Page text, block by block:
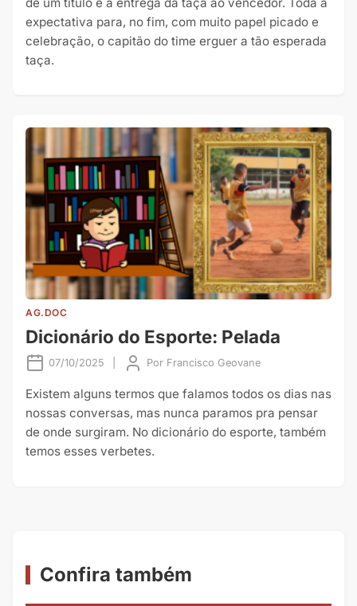
expectativa para, no fim, com muito papel picado e
celebração, o capitão do time erguer a tão esperada
taça.
AG.DOC
Dicionário do Esporte: Pelada
07/10/2025 Por Francisco Geovane
Existem alguns termos que falamos todos os dias nas
nossas conversas, mas nunca paramos pra pensar
de onde surgiram. No dicionário do esporte, também
temos esses verbetes.
Confira também